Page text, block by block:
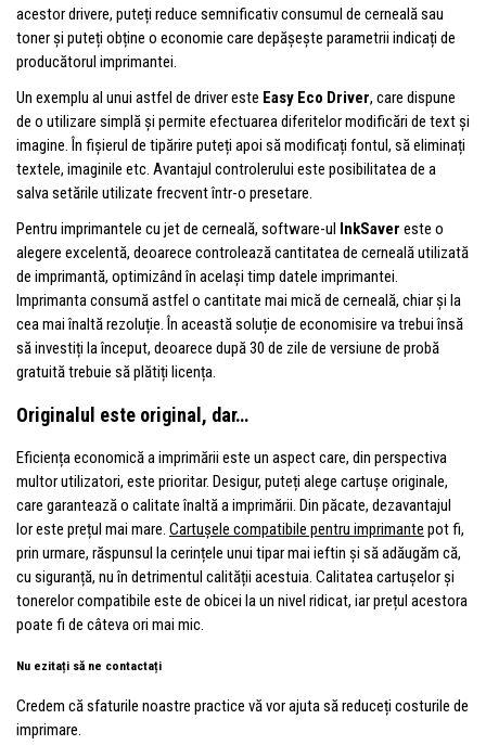
acestor drivere, puteți reduce semnificativ consumul de cerneală sau
toner și puteți obține o economie care depășește parametrii indicați de
producătorul imprimantei.
Un exemplu al unui astfel de driver este Easy Eco Driver, care dispune
de o utilizare simplă și permite efectuarea diferitelor modificări de text și
imagine. În fișierul de tipărire puteți apoi să modificați fontul, să eliminați
textele, imaginile etc. Avantajul controlerului este posibilitatea de a
salva setările utilizate frecvent într-o presetare.
Pentru imprimantele cu jet de cerneală, software-ul
InkSaver este o
alegere excelentă, deoarece controlează cantitatea de cerneală utilizată
de imprimantă, optimizând în același timp datele imprimantei.
Imprimanta consumă astfel o cantitate mai mică de cerneală, chiar și la
cea mai înaltă rezoluție. În această soluție de economisire va trebui însă
să investiți la început, deoarece după 30 de zile de versiune de probă
gratuită trebuie să plătiți licența.
Originalul este original, dar…
Eficiența economică a imprimării este un aspect care, din perspectiva
multor utilizatori, este prioritar. Desigur, puteți alege cartușe originale,
care garantează o calitate înaltă a imprimării. Din păcate, dezavantajul
lor este prețul mai mare. Cartușele compatibile pentru imprimante pot fi,
prin urmare, răspunsul la cerințele unui tipar mai ieftin și să adăugăm că,
cu siguranță, nu în detrimentul calității acestuia. Calitatea cartușelor și
tonerelor compatibile este de obicei la un nivel ridicat, iar prețul acestora
poate fi de câteva ori mai mic.
Nu ezitați să ne contactați
Credem că sfaturile noastre practice vă vor ajuta să reduceți costurile de
imprimare.